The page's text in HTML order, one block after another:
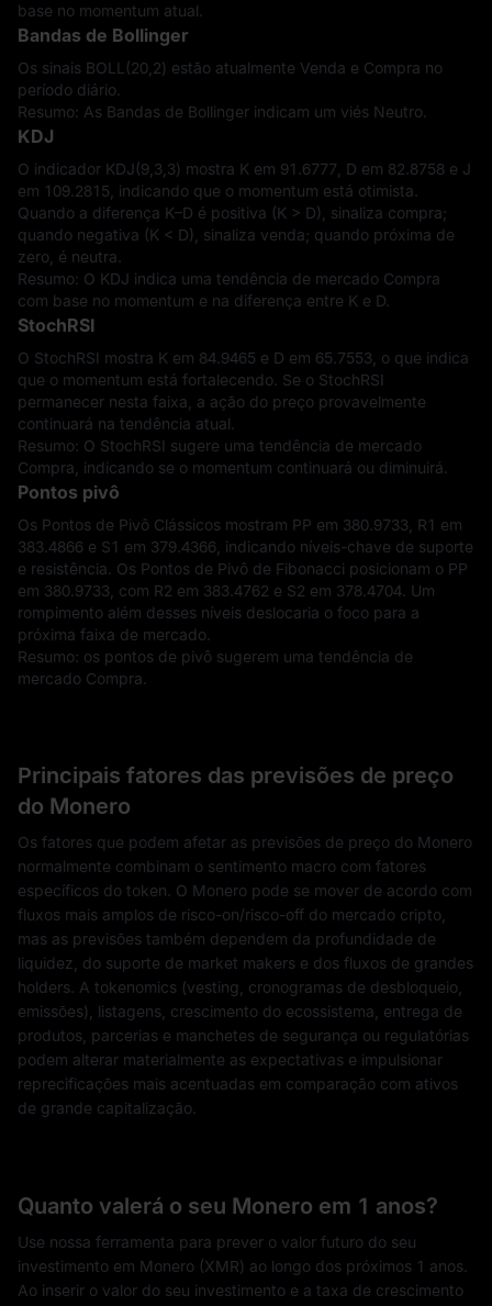
base no momentum atual.
Bandas de Bollinger
Os sinais BOLL(20,2) estão atualmente Venda e Compra no
período diário.
Resumo: As Bandas de Bollinger indicam um viés Neutro.
KDJ
O indicador KDJ(9,3,3) mostra K em 91.6777, D em 82.8758 e J
em 109.2815, indicando que o momentum está otimista.
Quando a diferença K–D é positiva (K > D), sinaliza compra;
quando negativa (K < D), sinaliza venda; quando próxima de
zero, é neutra.
Resumo: O KDJ indica uma tendência de mercado Compra
com base no momentum e na diferença entre K e D.
StochRSI
O StochRSI mostra K em 84.9465 e D em 65.7553, o que indica
que o momentum está fortalecendo. Se o StochRSI
permanecer nesta faixa, a ação do preço provavelmente
continuará na tendência atual.
Resumo: O StochRSI sugere uma tendência de mercado
Compra, indicando se o momentum continuará ou diminuirá.
Pontos pivô
Os Pontos de Pivô Clássicos mostram PP em 380.9733, R1 em
383.4866 e S1 em 379.4366, indicando níveis-chave de suporte
e resistência. Os Pontos de Pivô de Fibonacci posicionam o PP
em 380.9733, com R2 em 383.4762 e S2 em 378.4704. Um
rompimento além desses níveis deslocaria o foco para a
próxima faixa de mercado.
Resumo: os pontos de pivô sugerem uma tendência de
mercado Compra.
Principais fatores das previsões de preço
do Monero
Os fatores que podem afetar as previsões de preço do Monero
normalmente combinam o sentimento macro com fatores
específicos do token. O Monero pode se mover de acordo com
fluxos mais amplos de risco-on/risco-off do mercado cripto,
mas as previsões também dependem da profundidade de
liquidez, do suporte de market makers e dos fluxos de grandes
holders. A tokenomics (vesting, cronogramas de desbloqueio,
emissões), listagens, crescimento do ecossistema, entrega de
produtos, parcerias e manchetes de segurança ou regulatórias
podem alterar materialmente as expectativas e impulsionar
reprecificações mais acentuadas em comparação com ativos
de grande capitalização.
Quanto valerá o seu Monero em 1 anos?
Use nossa ferramenta para prever o valor futuro do seu
investimento em Monero (XMR) ao longo dos próximos 1 anos.
Ao inserir o valor do seu investimento e a taxa de crescimento